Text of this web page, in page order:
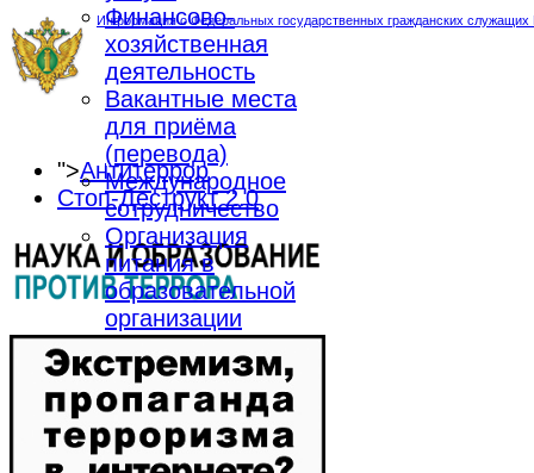
Финансово-
хозяйственная
деятельность
Вакантные места
для приёма
(перевода)
Международное
сотрудничество
Организация
питания в
образовательной
организации
Информация о Федеральных государственных гражданских
">Антитеррор
Стоп-Деструкт 2.0